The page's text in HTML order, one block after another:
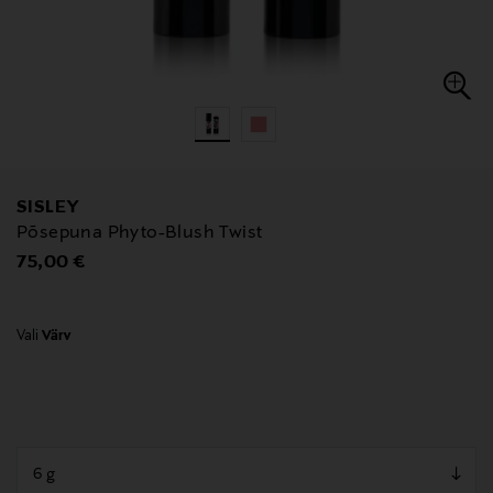
SISLEY
Põsepuna Phyto-Blush Twist
Original Price
75,00 €
Vali Värv